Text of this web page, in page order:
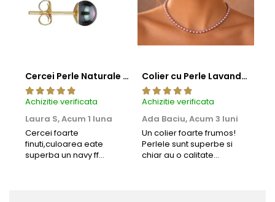
Cercei Perle Naturale Negre 5-6 mm, Buton AAA, Aur 14K (aur 585), Tip Șurub | KASKADDA®
Achizitie verificata
Laura S,Acum 1 luna
Cercei foarte
finuti,culoarea eate
superba un navy ff
Colier cu Perle Lavanda la Baza Gatului, de 4-5 mm, Perle Rare, Calitate AAA+, Aur 14K | KASKADDA®
Achizitie verificata
Ada Baciu,Acum 3 luni
Un colier foarte frumos!
Perlele sunt superbe si
chiar au o calitate